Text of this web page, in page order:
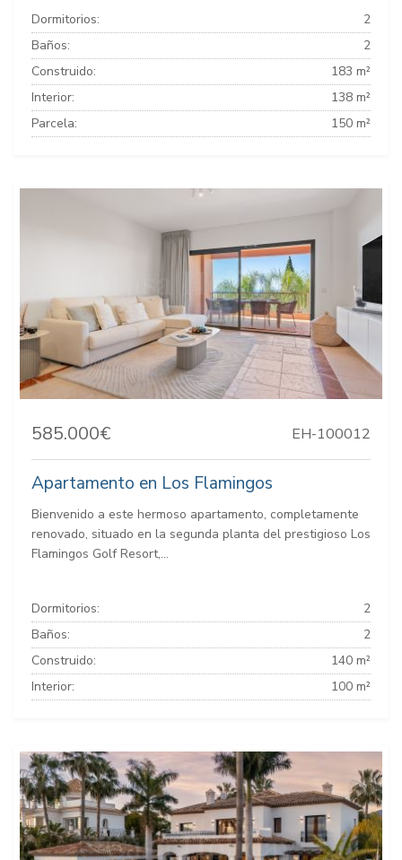
Dormitorios:
2
Baños:
2
Construido:
183 m²
Interior:
138 m²
Parcela:
150 m²
585.000€ EH-100012
Apartamento en Los Flamingos
Bienvenido a este hermoso apartamento, completamente
renovado, situado en la segunda planta del prestigioso Los
Flamingos Golf Resort,...
Dormitorios:
2
Baños:
2
Construido:
140 m²
Interior:
100 m²